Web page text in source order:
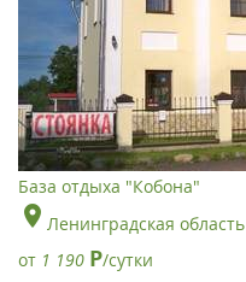
База отдыха "Кобона"
Ленинградская область
от 1 190 Р/сутки